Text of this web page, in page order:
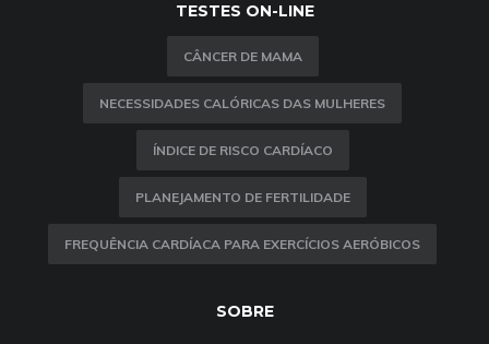
TESTES ON-LINE
CÂNCER DE MAMA
NECESSIDADES CALÓRICAS DAS MULHERES
ÍNDICE DE RISCO CARDÍACO
PLANEJAMENTO DE FERTILIDADE
FREQUÊNCIA CARDÍACA PARA EXERCÍCIOS AERÓBICOS
SOBRE